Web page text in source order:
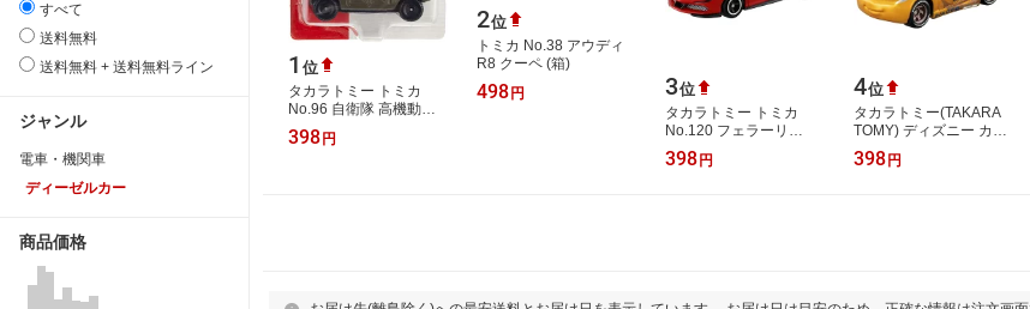
すべて
送料無料
送料無料 + 送料無料ライン
ジャンル
電車・機関車
ディーゼルカー
商品価格
1 位
タカラトミー トミカ
No.96 自衛隊 高機動車
(ブリスターパッケージ)
ミニカー おもちゃ 3歳以
398 円
2位
トミカ No.38 アウディ
R8 クーペ (箱)
498円 3位
タカラトミー トミカ
No.120 フェラーリ
SF90 ストラダーレ (ブ
リスターパッケージ) ミ
398 円
4位
タカラトミー(TAKARA
TOMY) ディズニー カー
ズ トミカ C-35 クルー
ズ・ラミレス (ラスティ
398 円